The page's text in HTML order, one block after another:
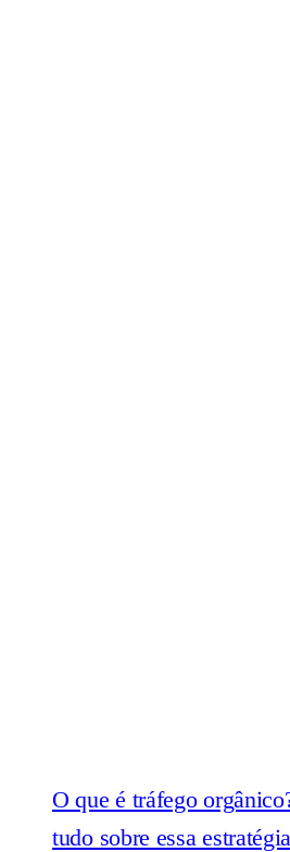
O que é tráfego
tudo sobre essa estratégia